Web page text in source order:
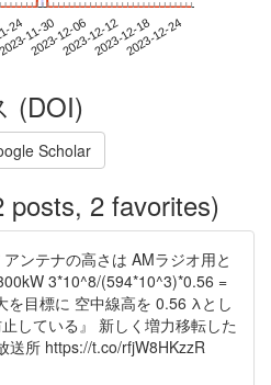
2411-30
2023-12-062023-12-122023-12-182023-12-24
(DOI)
Scholar
posts, 2 favorites)
ンテナの高さは AMラジオ用と
3*10^8/(594*10^3)*0.56 =
を目標に 空中線高を 0.56 λとし
している』 新しく増力移転した
送所 https://t.co/rfjW8HKzzR